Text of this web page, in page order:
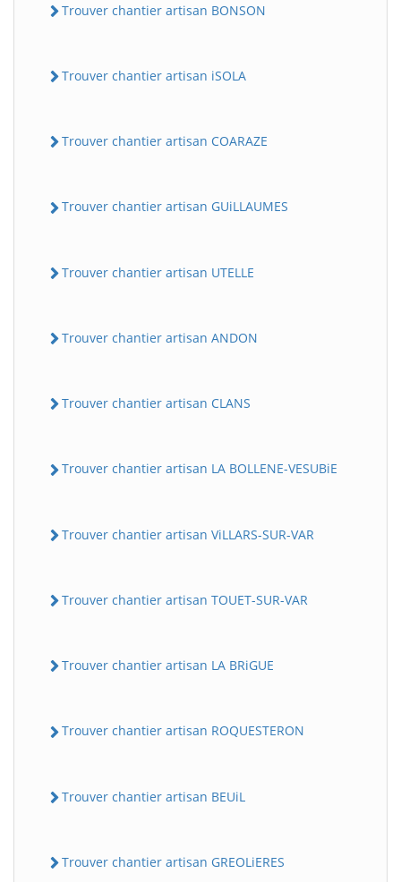
Trouver chantier artisan BONSON
Trouver chantier artisan iSOLA
Trouver chantier artisan COARAZE
Trouver chantier artisan GUiLLAUMES
Trouver chantier artisan UTELLE
Trouver chantier artisan ANDON
Trouver chantier artisan CLANS
Trouver chantier artisan LA BOLLENE-VESUBiE
Trouver chantier artisan ViLLARS-SUR-VAR
Trouver chantier artisan TOUET-SUR-VAR
Trouver chantier artisan LA BRiGUE
Trouver chantier artisan ROQUESTERON
Trouver chantier artisan BEUiL
Trouver chantier artisan GREOLiERES